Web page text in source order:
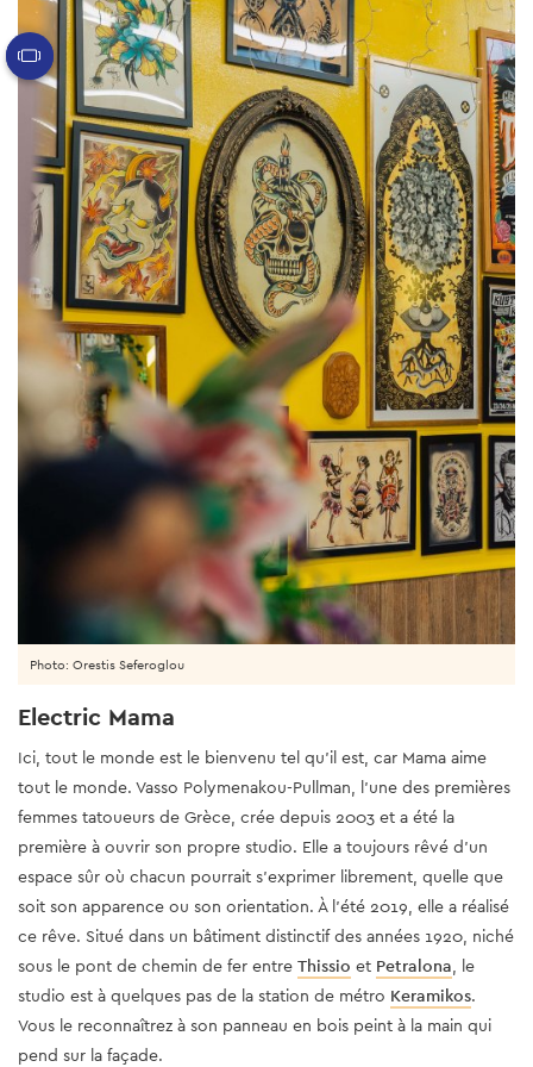
Electric Mama
Ici, tout le monde est le bienvenu tel qu'il est, car Mama aime
tout le monde. Vasso Polymenakou-Pullman, l'une des premières
femmes tatoueurs de Grèce, crée depuis 2003 et a été la
première à ouvrir son propre studio. Elle a toujours rêvé d'un
espace sûr où chacun pourrait s'exprimer librement, quelle que
soit son apparence ou son orientation. À l'été 2019, elle a réalisé
ce rêve. Situé dans un bâtiment distinctif des années 1920, niché
sous le pont de chemin de fer entre Thissio et Petralona , le
studio est à quelques pas de la station de métro Keramikos.
Vous le reconnaîtrez à son panneau en bois peint à la main qui
pend sur la façade.
Photo: Orestis Seferoglou